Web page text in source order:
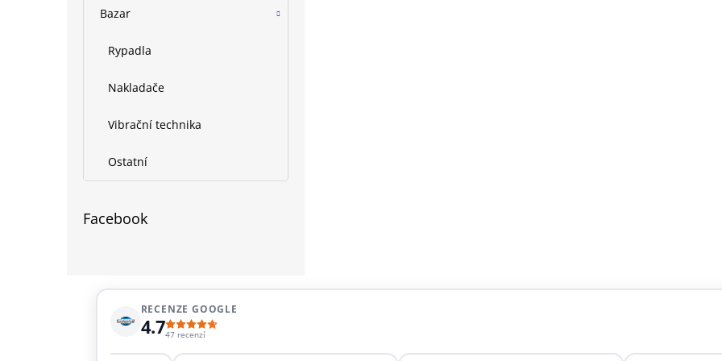
Bazar
Rypadla
Nakladače
Vibrační technika
Ostatní
Facebook
RECENZE GOOGLE
4.747 recenzí